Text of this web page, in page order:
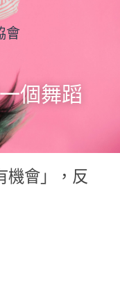
會
個舞蹈
機會」，反